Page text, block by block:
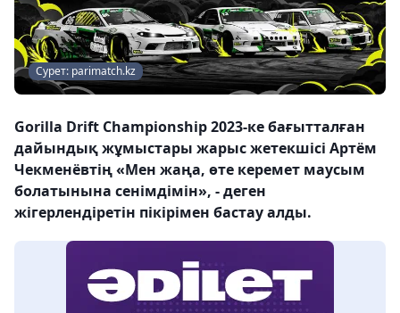
Сурет: parimatch.kz
Gorilla Drift Championship 2023-ке бағытталған
дайындық жұмыстары жарыс жетекшісі Артём
Чекменёвтің «Мен жаңа, өте керемет маусым
болатынына сенімдімін», - деген
жігерлендіретін пікірімен бастау алды.